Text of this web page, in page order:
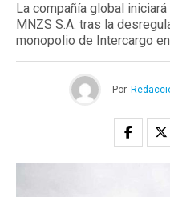
La compañía global
MNZS S.A. tras la
monopolio de Intercargo
Por